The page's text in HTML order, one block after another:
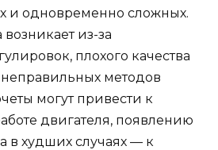
и одновременно сложных.
из-за
плохого качества
методов
могут привести к
двигателя, появлению
в худших случаях — к